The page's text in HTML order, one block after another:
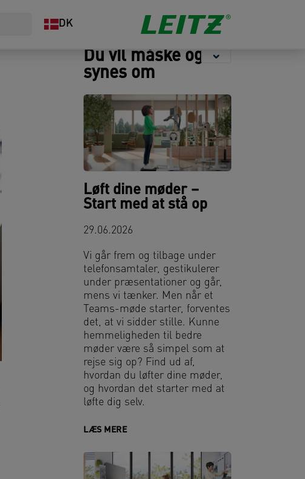
DK
Hæftning og
hulning
Du vil måske også
synes om
Løft dine møder –
Start med at stå op
29.06.2026
Vi går frem og tilbage under
telefonsamtaler, gestikulerer
under præsentationer og går,
mens vi tænker. Men når et
Teams-møde starter, forventes
det, at vi sidder stille. Kunne
hemmeligheden til bedre
møder være så simpel som at
rejse sig op? Find ud af,
hvordan du løfter dine møder,
og hvordan det starter med at
løfte dig selv.
LÆS MERE